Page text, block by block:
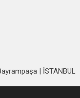
| İSTANBUL